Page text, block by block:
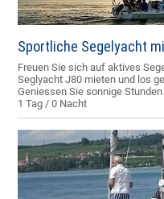
Sportliche Segelyacht
Freuen Sie sich auf aktives
Seglyacht J80 mieten und los
Geniessen Sie sonnige
1 Tag / 0 Nacht